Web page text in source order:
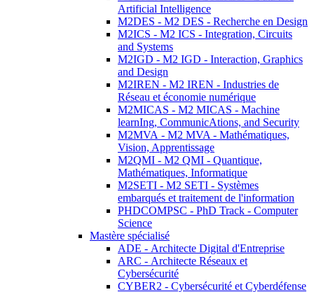
Artificial Intelligence
M2DES - M2 DES - Recherche en Design
M2ICS - M2 ICS - Integration, Circuits
and Systems
M2IGD - M2 IGD - Interaction, Graphics
and Design
M2IREN - M2 IREN - Industries de
Réseau et économie numérique
M2MICAS - M2 MICAS - Machine
learnIng, CommunicAtions, and Security
M2MVA - M2 MVA - Mathématiques,
Vision, Apprentissage
M2QMI - M2 QMI - Quantique,
Mathématiques, Informatique
M2SETI - M2 SETI - Systèmes
embarqués et traitement de l'information
PHDCOMPSC - PhD Track - Computer
Science
Mastère spécialisé
ADE - Architecte Digital d'Entreprise
ARC - Architecte Réseaux et
Cybersécurité
CYBER2 - Cybersécurité et Cyberdéfense